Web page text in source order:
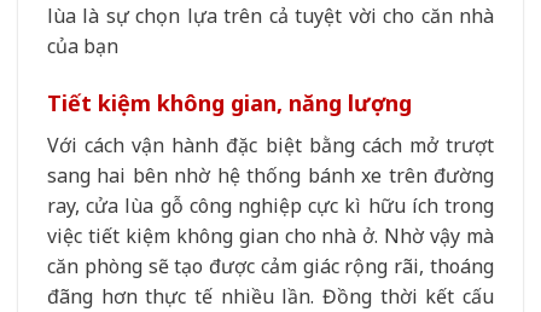
lùa là sự chọn lựa trên cả tuyệt vời cho căn nhà
của bạn
Tiết kiệm không gian, năng lượng
Với cách vận hành đặc biệt bằng cách mở trượt
sang hai bên nhờ hệ thống bánh xe trên đường
ray, cửa lùa gỗ công nghiệp cực kì hữu ích trong
việc tiết kiệm không gian cho nhà ở. Nhờ vậy mà
căn phòng sẽ tạo được cảm giác rộng rãi, thoáng
đãng hơn thực tế nhiều lần. Đồng thời kết cấu